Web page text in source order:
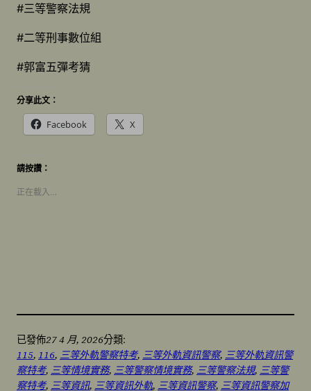
#三等警察法規
#二等刑事數位組
#郭富五彈考猜
分享此文：
Facebook X
請按讚：
正在載入…
已發佈27 4 月, 2026分類:
115, 116, 三等外軌警察特考, 三等外軌資訊警察, 三等外軌資訊警
察特考, 三等情境實務, 三等警察情境實務, 三等警察法規, 三等警
察特考, 三等資訊, 三等資訊外軌, 三等資訊警察, 三等資訊警察加